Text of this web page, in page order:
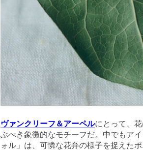
ヴァンクリーフ＆アーペルにとって、
ぶべき象徴的なモチーフだ。中でもア
ォル」は、可憐な花弁の様子を捉えた